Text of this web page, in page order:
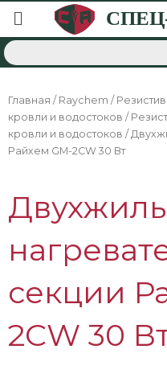
Главная / Raychem /
кровли и водостоков /
кровли и водостоков /
Райхем GM-2CW 30 Вт
секции
2CW 30